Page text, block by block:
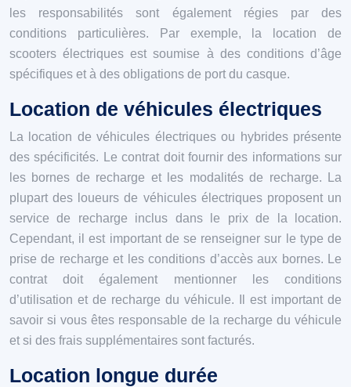
les responsabilités sont également régies par des
conditions particulières. Par exemple, la location de
scooters électriques est soumise à des conditions d’âge
spécifiques et à des obligations de port du casque.
Location de véhicules électriques
La location de véhicules électriques ou hybrides présente
des spécificités. Le contrat doit fournir des informations sur
les bornes de recharge et les modalités de recharge. La
plupart des loueurs de véhicules électriques proposent un
service de recharge inclus dans le prix de la location.
Cependant, il est important de se renseigner sur le type de
prise de recharge et les conditions d’accès aux bornes. Le
contrat doit également mentionner les conditions
d’utilisation et de recharge du véhicule. Il est important de
savoir si vous êtes responsable de la recharge du véhicule
et si des frais supplémentaires sont facturés.
Location longue durée